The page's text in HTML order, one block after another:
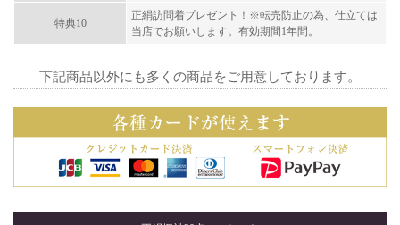
特典10
正絹訪問着プレゼント！※転売防止の為、仕立ては
当店でお願いします。有効期間1年間。
下記商品以外にも多くの商品をご用意しております。